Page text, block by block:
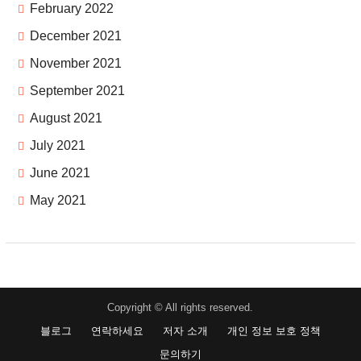
February 2022
December 2021
November 2021
September 2021
August 2021
July 2021
June 2021
May 2021
Copyright © All rights reserved.
블로그
연락하세요 저자 소개
개인 정보 보호 정책
문의하기